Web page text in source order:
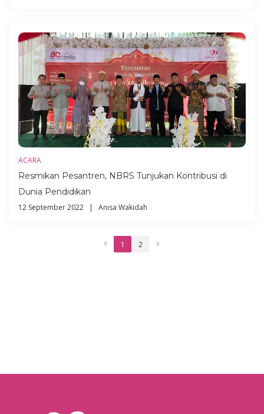
ACARA
Resmikan Pesantren, NBRS Tunjukan Kontribusi di
Dunia Pendidikan
12 September 2022 | Anisa Wakidah
1 2